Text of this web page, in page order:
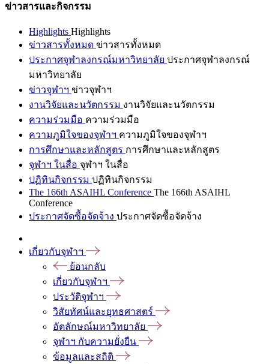
ข่าวสารและกิจกรรม
Highlights Highlights
ข่าวสารทั้งหมด ข่าวสารทั้งหมด
ประกาศจุฬาลงกรณ์มหาวิทยาลัย ประกาศจุฬาลงกรณ์
มหาวิทยาลัย
ข่าวจุฬาฯ ข่าวจุฬาฯ
งานวิจัยและนวัตกรรม งานวิจัยและนวัตกรรม
ความร่วมมือ ความร่วมมือ
ความภูมิใจของจุฬาฯ ความภูมิใจของจุฬาฯ
การศึกษาและหลักสูตร การศึกษาและหลักสูตร
จุฬาฯ ในสื่อ จุฬาฯ ในสื่อ
ปฏิทินกิจกรรม ปฏิทินกิจกรรม
The 166th ASAIHL Conference The 166th ASAIHL
Conference
ประกาศจัดซื้อจัดจ้าง ประกาศจัดซื้อจัดจ้าง
เกี่ยวกับจุฬาฯ
ย้อนกลับ
เกี่ยวกับจุฬาฯ
ประวัติจุฬาฯ
วิสัยทัศน์และยุทธศาสตร์
อัตลักษณ์มหาวิทยาลัย
จุฬาฯ กับความยั่งยืน
ข้อมูลและสถิติ